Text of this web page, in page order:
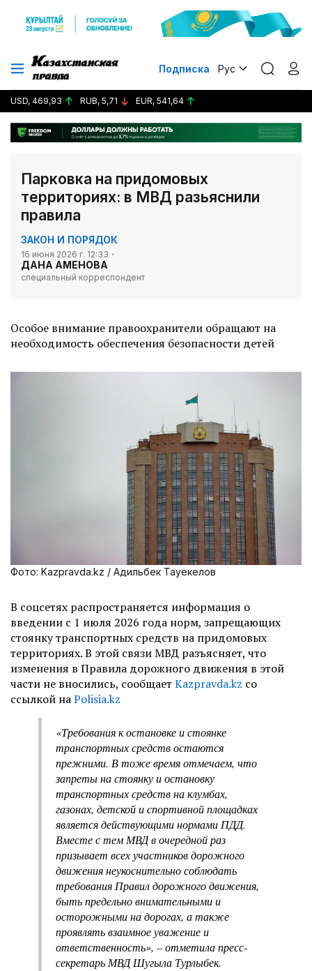
Подписка Рус
USD, 469,93 RUB, 5,71 EUR, 541,64
Парковка на придомовых
территориях: в МВД разьяснили
правила
ЗАКОН И ПОРЯДОК
16 июня 2026 г. 12:33
ДАНА АМЕНОВА
специальный корреспондент
Особое внимание правоохранители обращают на
необходимость обеспечения безопасности детей
Фото: Kazpravda.kz / Адильбек Тауекелов
В соцсетях распространяется информация о
введении с 1 июля 2026 года норм, запрещающих
стоянку транспортных средств на придомовых
территориях. В этой связи МВД разъясняет, что
изменения в Правила дорожного движения в этой
части не вносились, сообщает Kazpravda.kz со
ссылкой наPolisia.kz
«Требования к остановке и стоянке
транспортных средств остаются
прежними. В тоже время отмечаем, что
запреты на стоянку и остановку
транспортных средств на клумбах,
газонах, детской и спортивной площадках
является действующими нормами ПДД.
Вместе с тем МВД в очередной раз
призывает всех участников дорожного
движения неукоснительно соблюдать
требования Правил дорожного движения,
быть предельно внимательными и
осторожными на дорогах, а также
проявлять взаимное уважение и
ответственность», – отметила пресс-
секретарь МВД Шугыла Турлыбек.